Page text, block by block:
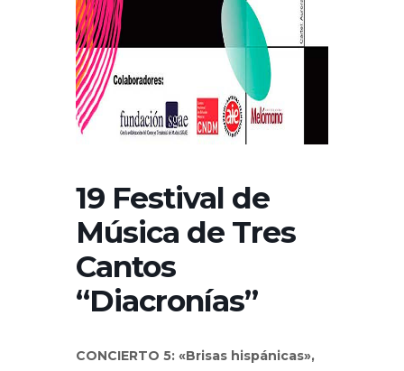
19 Festival de
Música de Tres
Cantos
“Diacronías”
CONCIERTO 5: «Brisas hispánicas»,